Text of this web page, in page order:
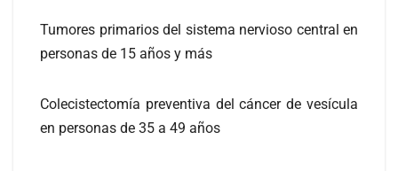
Tumores primarios del sistema nervioso central en
personas de 15 años y más
Colecistectomía preventiva del cáncer de vesícula
en personas de 35 a 49 años